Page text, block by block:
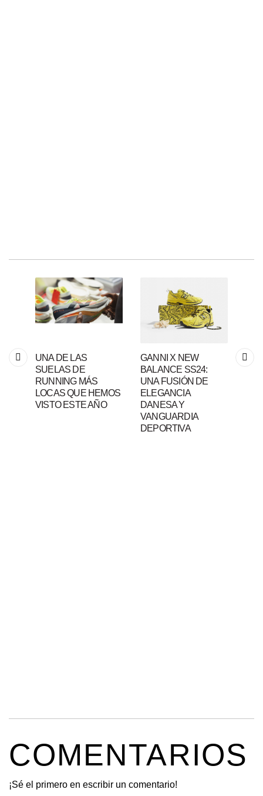
Quizás también te interese...
UNA DE LAS
SUELAS DE
RUNNING MÁS
LOCAS QUE HEMOS
VISTO ESTE AÑO
GANNI X NEW
BALANCE SS24:
UNA FUSIÓN DE
ELEGANCIA
DANESA Y
VANGUARDIA
DEPORTIVA
Previous
COMENTARIOS
¡Sé el primero en escribir un comentario!